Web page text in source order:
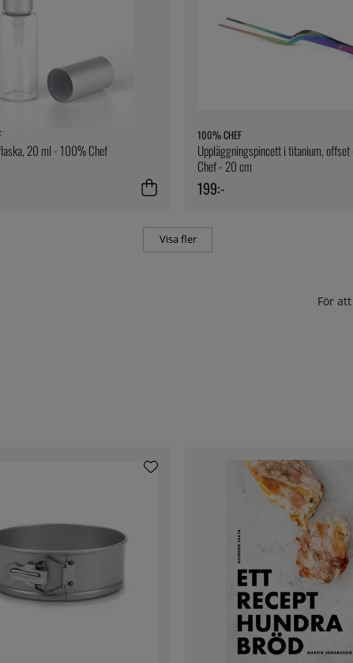
20 ml - 100% Chef
100% CHEF
Uppläggningspincett i titanium,
Chef - 20 cm
199:-
Visa fler
För